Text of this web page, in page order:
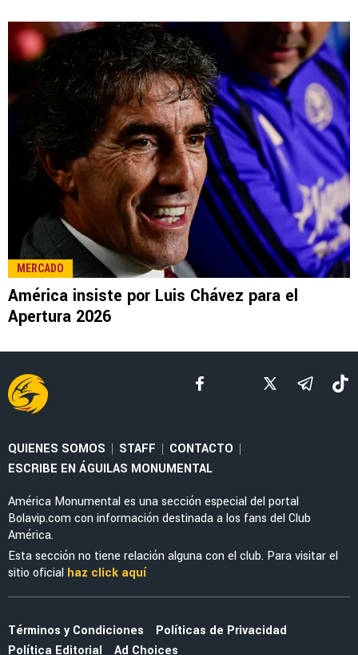
MERCADO
América insiste por Luis Chávez para el
Apertura 2026
QUIENES SOMOS | STAFF | CONTACTO |
ESCRIBE EN ÁGUILAS MONUMENTAL
América Monumental es una sección especial del portal
Bolavip.com con información destinada a los fans del Club
América.
Esta sección no tiene relación alguna con el club. Para visitar el
sitio oficial haz click aquí
Términos y Condiciones
Políticas de Privacidad
Política Editorial
Ad Choices